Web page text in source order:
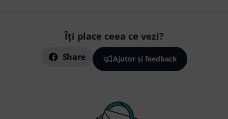
Îți place ceea ce vezi?
Share Ajutor și feedback